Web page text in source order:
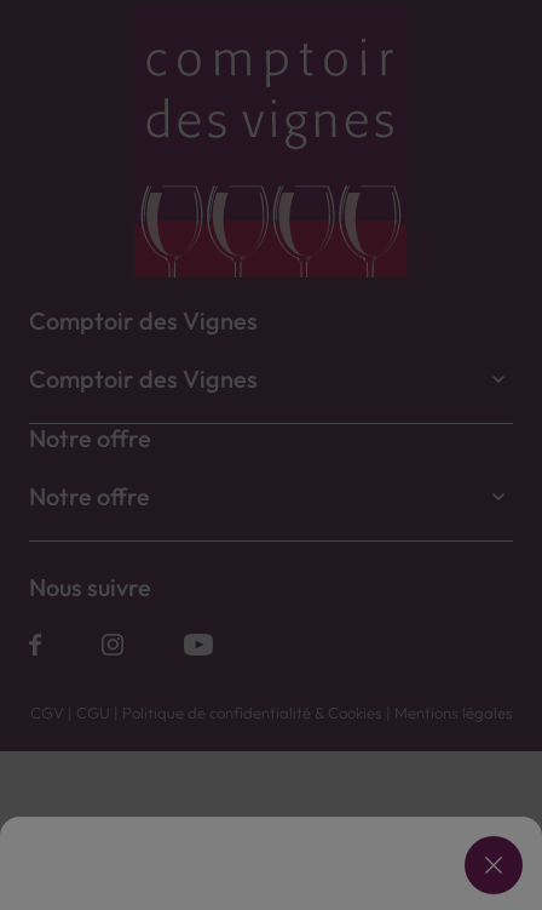
Comptoir des Vignes
Comptoir des Vignes
Notre offre
Notre offre
Nous suivre
CGV | CGU | Politique de confidentialité & Cookies | Mentions légales
Vente uniquement en caves. Contactez votre caviste pour plus de renseignements.
L'ABUS D'ALCOOL EST DANGEREUX POUR LA SANTÉ, À CONSOMMER AVEC MODÉRATION.